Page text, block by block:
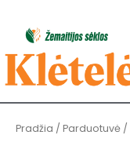
turinio
Pradžia / Parduotuvė /